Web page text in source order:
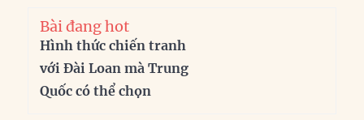
Bài đang hot
Hình thức chiến tranh
với Đài Loan mà Trung
Quốc có thể chọn